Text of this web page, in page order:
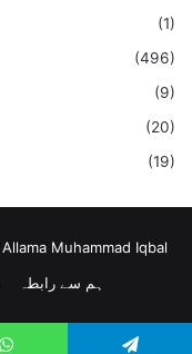
(1)
(496)
(9)
(20)
(19)
Allama Muhammad Iqbal
ہم سے رابطہ